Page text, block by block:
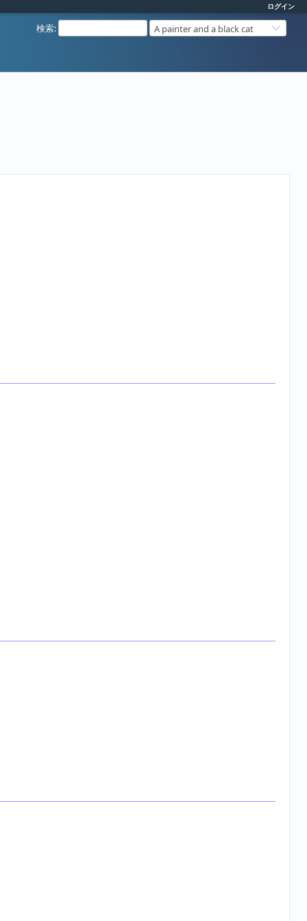
ログイン
検索: A painter and a black cat